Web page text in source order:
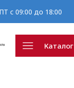
с 09:00 до 18:00
Каталог